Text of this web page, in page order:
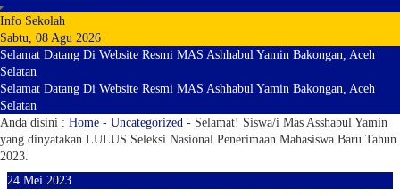
Info Sekolah
Sabtu, 08 Agu 2026
Selamat Datang Di Website Resmi MAS Ashhabul Yamin Bakongan, Aceh
Selatan
Selamat Datang Di Website Resmi MAS Ashhabul Yamin Bakongan, Aceh
Selatan
Anda disini : Home - Uncategorized - Selamat! Siswa/i Mas Asshabul Yamin
yang dinyatakan LULUS Seleksi Nasional Penerimaan Mahasiswa Baru Tahun
2023.
24 Mei 2023